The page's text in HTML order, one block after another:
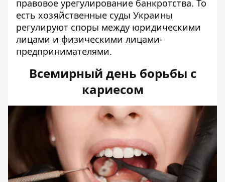
правовое урегулирование банкротства. То
есть хозяйственные суды Украины
регулируют споры между юридическими
лицами и физическими лицами-
предпринимателями.
Всемирный день борьбы с
кариесом